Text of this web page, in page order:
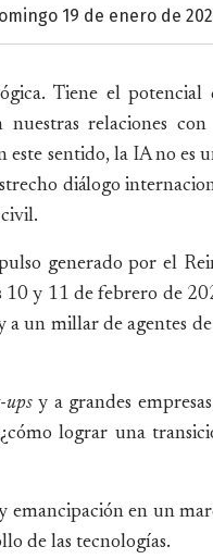
domingo 19 de enero de
Tiene el potencial
relaciones
sentido, la IA no es
diálogo
generado por el
10 y 11 de febrero de
a un millar de agentes
upsy a grandes
lograr una
emancipación en un
de las tecnologías.